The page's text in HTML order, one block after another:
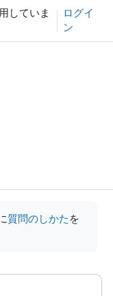
していま
ログイ
ン
質問のしかた を